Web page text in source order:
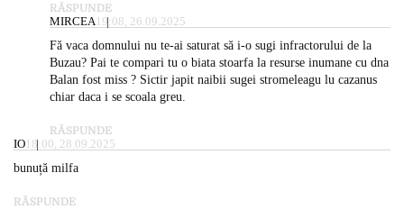
RĂSPUNDE
MIRCEA 19:08, 26.09.2025
Fă vaca domnului nu te-ai saturat să i-o sugi infractorului de la
Buzau? Pai te compari tu o biata stoarfa la resurse inumane cu dna
Balan fost miss ? Sictir japit naibii sugei stromeleagu lu cazanus
chiar daca i se scoala greu.
RĂSPUNDE
IO18:00, 28.09.2025
bunuță milfa
RĂSPUNDE